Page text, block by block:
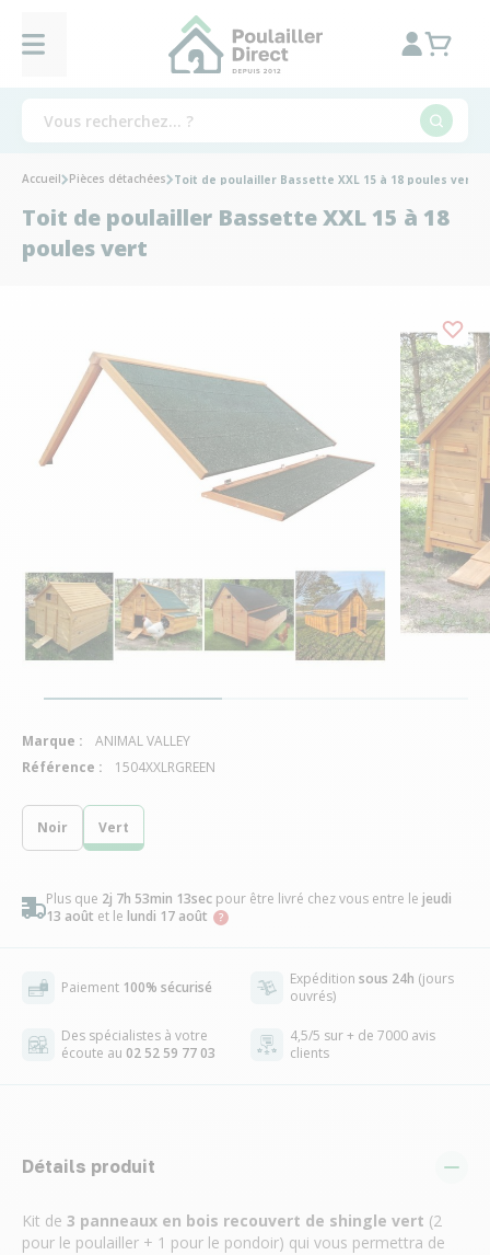
Noir Vert
Plus que 2j 7h 53min 12sec pour être livré chez vous entre le jeudi
13 août et le lundi 17 août
Paiement 100% sécurisé Expédition sous 24h (jours
ouvrés)
Des spécialistes à votre
écoute au 02 52 59 77 03
4,5/5 sur + de 7000 avis
clients
Détails produit
Kit de 3 panneaux en bois recouvert de shingle vert (2
pour le poulailler + 1 pour le pondoir) qui vous permettra de
Accueil Pièces détachées Toit de poulailler Bassette XXL 15 à 18 poules vert
Toit de poulailler Bassette XXL 15 à 18
poules vert
Marque :
ANIMAL VALLEY
Référence :
1504XXLRGREEN